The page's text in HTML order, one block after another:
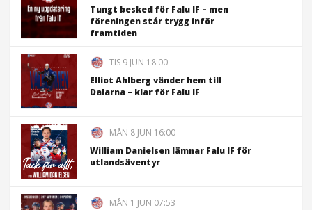
Tungt besked för Falu IF – men
föreningen står trygg inför
framtiden
TIS 9 JUN 18:00
Elliot Ahlberg vänder hem till
Dalarna – klar för Falu IF
MÅN 8 JUN 16:00
William Danielsen lämnar Falu IF för
utlandsäventyr
MÅN 1 JUN 07:53